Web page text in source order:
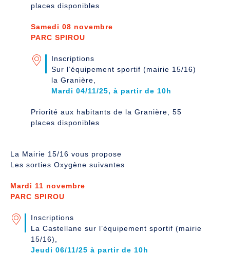
places disponibles
Samedi 08 novembre
PARC SPIROU
Inscriptions
Sur l’équipement sportif (mairie 15/16)
la Granière,
Mardi 04/11/25, à partir de 10h
Priorité aux habitants de la Granière, 55
places disponibles
La Mairie 15/16 vous propose
Les sorties Oxygène suivantes
Mardi 11 novembre
PARC SPIROU
Inscriptions
La Castellane sur l’équipement sportif (mairie
15/16),
Jeudi 06/11/25 à partir de 10h